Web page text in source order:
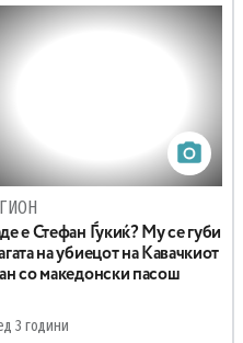
е Стефан Ѓукиќ? Му се губи
на убиецот на Кавачкиот
со македонски пасош
3 години